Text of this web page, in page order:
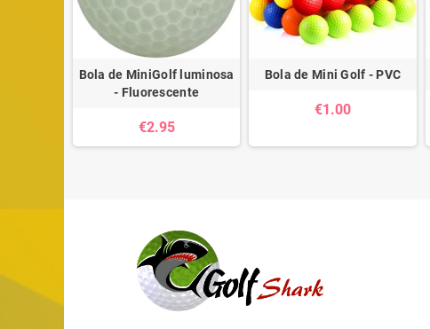
Bola de MiniGolf luminosa
- Fluorescente
€2.95
Bola de Mini Golf - PVC
€1.00